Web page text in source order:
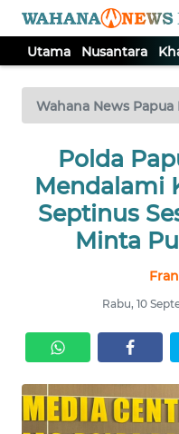
Utama Nusantara
Wahana News Papua
Polda
Mendalami
Septinus
Minta
Rabu, 10
TV
Tutup
UTAMA
NUSANTARA
SERBI
OPINI
Informasi